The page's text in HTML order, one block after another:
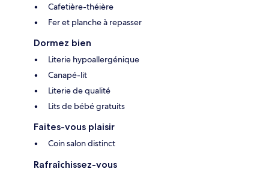
Cafetière-théière
Fer et planche à repasser
Dormez bien
Literie hypoallergénique
Canapé-lit
Literie de qualité
Lits de bébé gratuits
Faites-vous plaisir
Coin salon distinct
Rafraîchissez-vous